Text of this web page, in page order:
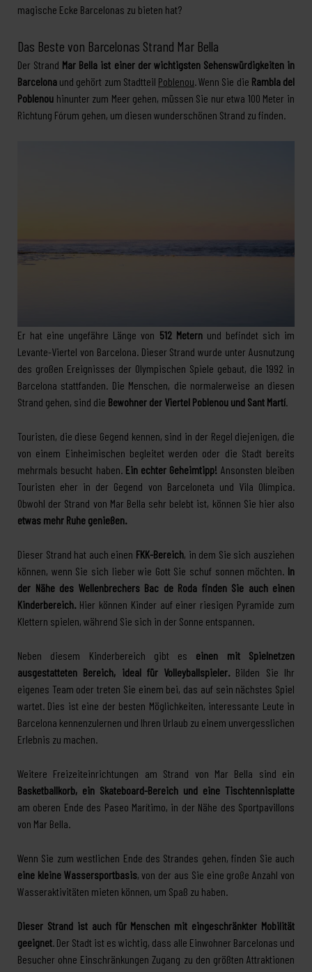
magische Ecke Barcelonas zu bieten hat?
Das Beste von Barcelonas Strand Mar Bella
Der Strand Mar Bella ist einer der wichtigsten Sehenswürdigkeiten in
Barcelona und gehört zum Stadtteil Poblenou. Wenn Sie die Rambla del
Poblenou hinunter zum Meer gehen, müssen Sie nur etwa 100 Meter in
Richtung Fórum gehen, um diesen wunderschönen Strand zu finden.
Er hat eine ungefähre Länge von 512 Meternund befindet sich im
Levante-Viertel von Barcelona. Dieser Strand wurde unter Ausnutzung
des großen Ereignisses der Olympischen Spiele gebaut, die 1992 in
Barcelona stattfanden. Die Menschen, die normalerweise an diesen
Strand gehen, sind die Bewohner der Viertel Poblenou und Sant Martí
Touristen, die diese Gegend kennen, sind in der Regel diejenigen, die
von einem Einheimischen begleitet werden oder die Stadt bereits
mehrmals besucht haben. Ein echter Geheimtipp! Ansonsten bleiben
Touristen eher in der Gegend von Barceloneta und Vila Olímpica.
Obwohl der Strand von Mar Bella sehr belebt ist, können Sie hier also
etwas mehr Ruhe genießen.
Dieser Strand hat auch einen FKK-Bereich, in dem Sie sich ausziehen
können, wenn Sie sich lieber wie Gott Sie schuf sonnen möchten. In
der Nähe des Wellenbrechers Bac de Roda finden Sie auch einen
Kinderbereich. Hier können Kinder auf einer riesigen Pyramide zum
Klettern spielen, während Sie sich in der Sonne entspannen.
Neben diesem Kinderbereich gibt es einen mit Spielnetzen
ausgestatteten Bereich, ideal für Volleyballspieler. Bilden Sie Ihr
eigenes Team oder treten Sie einem bei, das auf sein nächstes Spiel
wartet. Dies ist eine der besten Möglichkeiten, interessante Leute in
Barcelona kennenzulernen und Ihren Urlaub zu einem unvergesslichen
Erlebnis zu machen.
Weitere Freizeiteinrichtungen am Strand von Mar Bella sind ein
Basketballkorb, ein Skateboard-Bereich und eine Tischtennisplatte
am oberen Ende des Paseo Marítimo, in der Nähe des Sportpavillons
von Mar Bella.
Wenn Sie zum westlichen Ende des Strandes gehen, finden Sie auch
eine kleine Wassersportbasis, von der aus Sie eine große Anzahl von
Wasseraktivitäten mieten können, um Spaß zu haben.
Dieser Strand ist auch für Menschen mit eingeschränkter Mobilität
geeignet . Der Stadt ist es wichtig, dass alle Einwohner Barcelonas und
Besucher ohne Einschränkungen Zugang zu den größten Attraktionen